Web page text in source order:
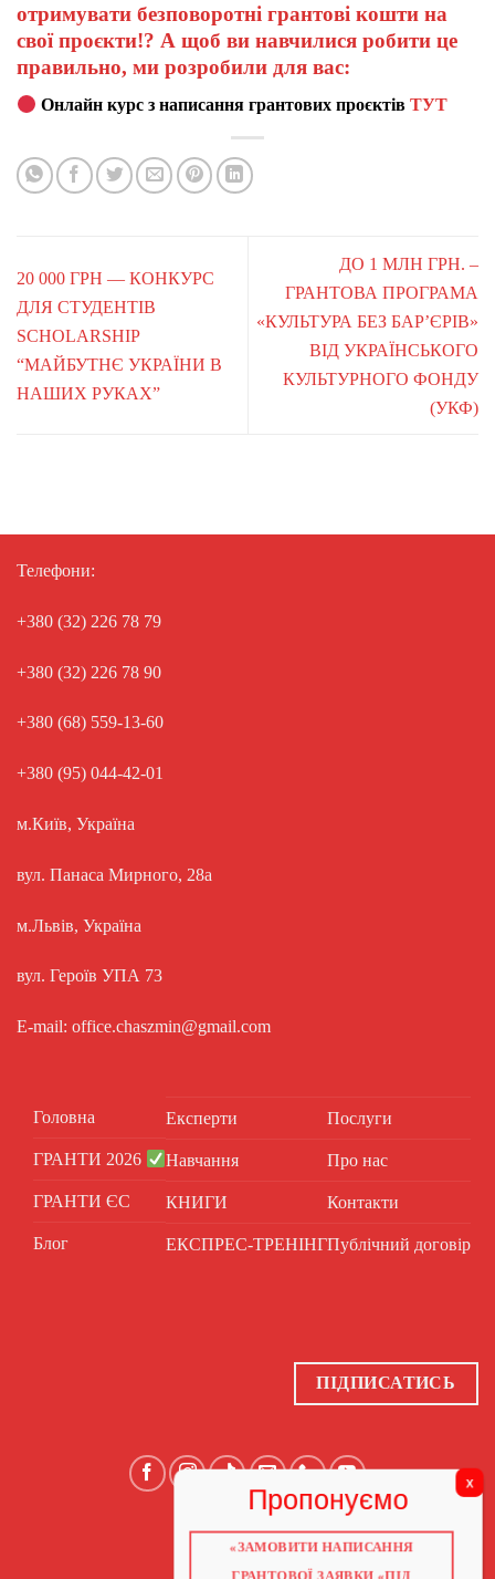
отримувати безповоротні грантові кошти на
свої проєкти!? А щоб ви навчилися робити це
правильно, ми розробили для вас:
Онлайн курс з написання грантових проєктівТУТ
20 000 ГРН — КОНКУРС
ДЛЯ СТУДЕНТІВ
SCHOLARSHIP
“МАЙБУТНЄ УКРАЇНИ В
НАШИХ РУКАХ”
ДО 1 МЛН ГРН. –
ГРАНТОВА ПРОГРАМА
«КУЛЬТУРА БЕЗ БАРʼЄРІВ»
ВІД УКРАЇНСЬКОГО
КУЛЬТУРНОГО ФОНДУ
(УКФ)
Телефони:
+380 (32) 226 78 79
+380 (32) 226 78 90
+380 (68) 559-13-60
+380 (95) 044-42-01
м.Київ, Україна
вул. Панаса Мирного, 28а
м.Львів, Україна
вул. Героїв УПА 73
E-mail: office.chaszmin@gmail.com
Головна
ГРАНТИ 2026
ГРАНТИ ЄС
Блог
Експерти
Навчання
КНИГИ
ЕКСПРЕС-ТРЕНІНГ
Послуги
Про нас
Контакти
Публічний договір
ПІДПИСАТИСЬ
ГОЛОВНА
«ЗАМОВИТИ НАПИСАННЯ
ГРАНТОВОЇ ЗАЯВКИ «ПІД